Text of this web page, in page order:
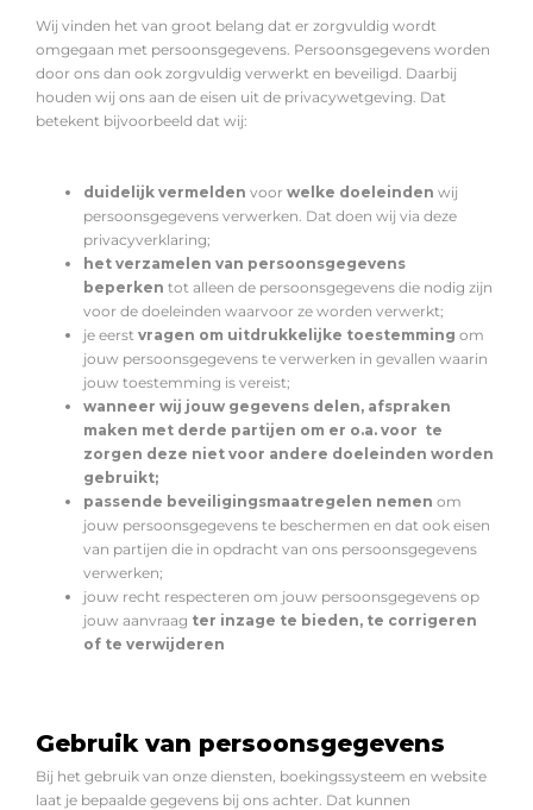
Wij vinden het van groot belang dat er zorgvuldig wordt
omgegaan met persoonsgegevens. Persoonsgegevens worden
door ons dan ook zorgvuldig verwerkt en beveiligd. Daarbij
houden wij ons aan de eisen uit de privacywetgeving. Dat
betekent bijvoorbeeld dat wij:
duidelijk vermelden voor welke doeleinden wij
persoonsgegevens verwerken. Dat doen wij via deze
privacyverklaring;
het verzamelen van persoonsgegevens
beperken tot alleen de persoonsgegevens die nodig zijn
voor de doeleinden waarvoor ze worden verwerkt;
je eerst vragen om uitdrukkelijke toestemming om
jouw persoonsgegevens te verwerken in gevallen waarin
jouw toestemming is vereist;
wanneer wij jouw gegevens delen, afspraken
maken met derde partijen om er o.a. voor te
zorgen deze niet voor andere doeleinden worden
gebruikt;
passende beveiligingsmaatregelen nemen om
jouw persoonsgegevens te beschermen en dat ook eisen
van partijen die in opdracht van ons persoonsgegevens
verwerken;
jouw recht respecteren om jouw persoonsgegevens op
jouw aanvraag ter inzage te bieden, te corrigeren
of te verwijderen
Gebruik van persoonsgegevens
Bij het gebruik van onze diensten, boekingssysteem en website
laat je bepaalde gegevens bij ons achter. Dat kunnen